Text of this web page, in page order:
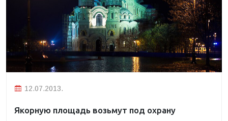
12.07.2013.
Якорную площадь возьмут под охрану